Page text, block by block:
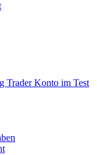
Trader Konto im Test